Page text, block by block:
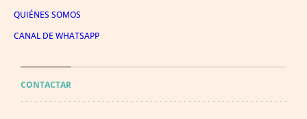
QUIÉNES SOMOS
CANAL DE WHATSAPP
CONTACTAR